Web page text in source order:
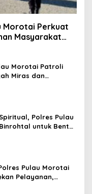
Morotai Perkuat
Masyarakat
Morotai Patroli
Miras dan
Polres Pulau
untuk Bentuk
Pulau Morotai
Pelayanan,